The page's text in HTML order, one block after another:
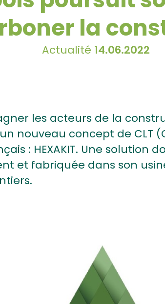
la
Actualité 14.06.2022
les acteurs de la
nouveau concept de CLT
: HEXAKIT. Une solution
et fabriquée dans son